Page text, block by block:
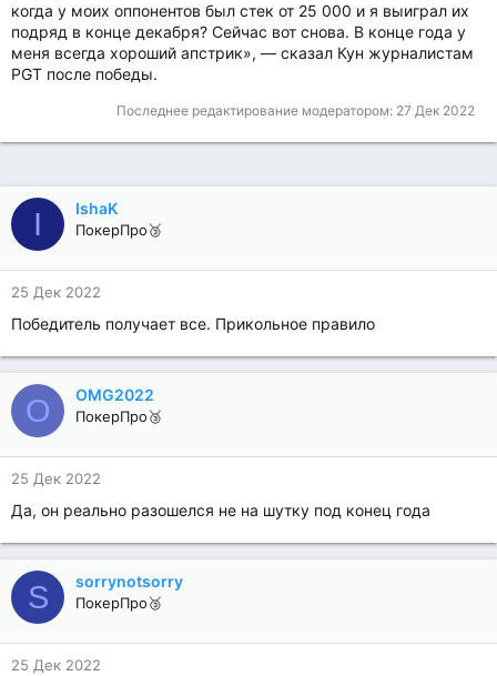
когда у моих оппонентов был стек от 25 000 и я выиграл их
подряд в конце декабря? Сейчас вот снова. В конце года у
меня всегда хороший апстрик», — сказал Кун журналистам
PGT после победы.
Последнее редактирование модератором: 27 Дек 2022
I IshaK
ПокерПро🥉
25 Дек 2022
Победитель получает все. Прикольное правило
O OMG2022
ПокерПро🥉
25 Дек 2022
Да, он реально разошелся не на шутку под конец года
S sorrynotsorry
ПокерПро🥉
25 Дек 2022